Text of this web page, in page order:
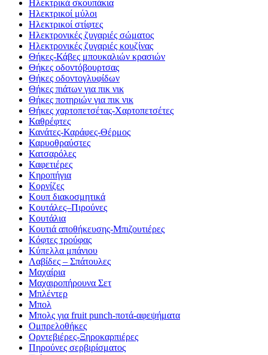
Ηλεκτρικά σκουπάκια
Ηλεκτρικοί μύλοι
Ηλεκτρικοί στίφτες
Ηλεκτρονικές ζυγαριές σώματος
Ηλεκτρονικές ζυγαριές κουζίνας
Θήκες-Κάβες μπουκαλιών κρασιών
Θήκες οδοντόβουρτσας
Θήκες οδοντογλυφίδων
Θήκες πιάτων για πικ νικ
Θήκες ποτηριών για πικ νικ
Θήκες χαρτοπετσέτας-Χαρτοπετσέτες
Καθρέφτες
Κανάτες-Καράφες-Θέρμος
Καρυοθραύστες
Κατσαρόλες
Καφετιέρες
Κηροπήγια
Κορνίζες
Κουπ διακοσμητικά
Κουτάλες–Πιρούνες
Κουτάλια
Κουτιά αποθήκευσης-Μπιζουτιέρες
Κόφτες τρούφας
Κύπελλα μπάνιου
Λαβίδες – Σπάτουλες
Μαχαίρια
Μαχαιροπήρουνα Σετ
Μπλέντερ
Μπολ
Μπολς για fruit punch-ποτά-αφεψήματα
Ομπρελοθήκες
Ορντεβιέρες-Ξηροκαρπιέρες
Πηρούνες σερβιρίσματος